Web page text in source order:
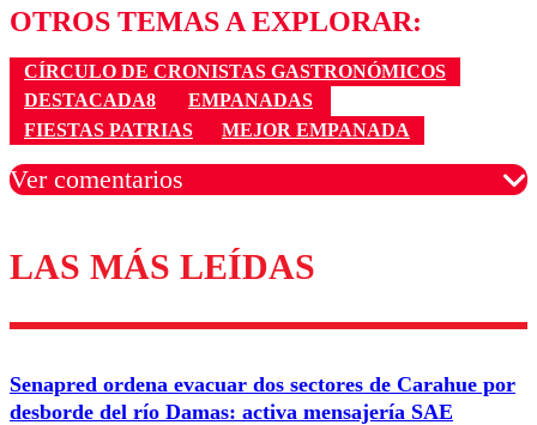
OTROS TEMAS A EXPLORAR:
CÍRCULO DE CRONISTAS GASTRONÓMICOS
DESTACADA8
EMPANADAS
FIESTAS PATRIAS
MEJOR EMPANADA
Ver comentarios
Los comentarios son moderados para garantizar un
diálogo respetuoso.
Correo
LAS MÁS LEÍDAS
Senapred ordena evacuar dos sectores de Carahue por
desborde del río Damas: activa mensajería SAE